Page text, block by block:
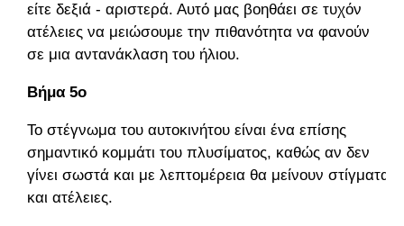
είτε δεξιά - αριστερά. Αυτό μας βοηθάει σε τυχόν
ατέλειες να μειώσουμε την πιθανότητα να φανούν
σε μια αντανάκλαση του ήλιου.
Βήμα 5ο
Το στέγνωμα του αυτοκινήτου είναι ένα επίσης
σημαντικό κομμάτι του πλυσίματος, καθώς αν δεν
γίνει σωστά και με λεπτομέρεια θα μείνουν στίγματα
και ατέλειες.